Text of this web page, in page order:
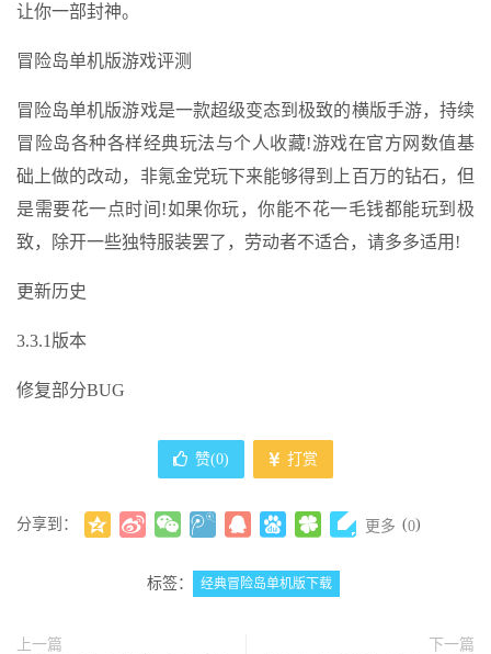
让你一部封神。
冒险岛单机版游戏评测
冒险岛单机版游戏是一款超级变态到极致的横版手游，持续
冒险岛各种各样经典玩法与个人收藏!游戏在官方网数值基
础上做的改动，非氪金党玩下来能够得到上百万的钻石，但
是需要花一点时间!如果你玩，你能不花一毛钱都能玩到极
致，除开一些独特服装罢了，劳动者不适合，请多多适用!
更新历史
3.3.1版本
修复部分BUG
赞(0) 打赏
分享到： 更多 (0)
标签： 经典冒险岛单机版下载
上一篇
下一篇